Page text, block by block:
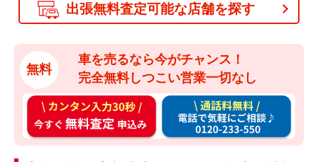
出張無料査定可能な店舗を探す
無料
車を売るなら今がチャンス！
完全無料しつこい営業一切なし
カ
ン
タ
ン
通
料